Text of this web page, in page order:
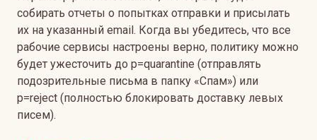
собирать отчеты о попытках отправки и присылать
их на указанный email. Когда вы убедитесь, что все
рабочие сервисы настроены верно, политику можно
будет ужесточить до p=quarantine (отправлять
подозрительные письма в папку «Спам») или
p=reject (полностью блокировать доставку левых
писем).